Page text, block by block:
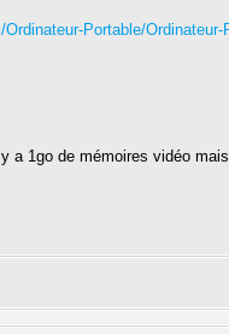
Portable/
a 1go de mémoires vidéo